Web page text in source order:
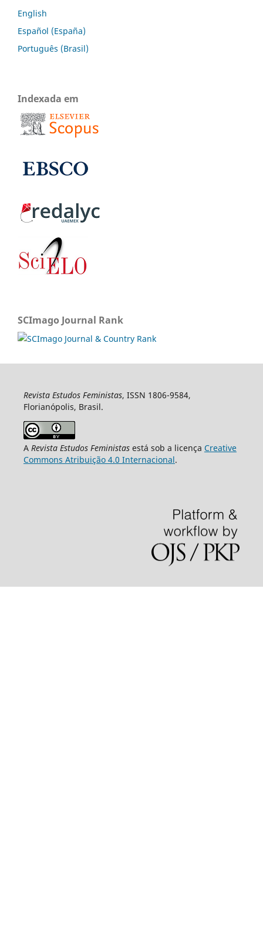
English
Español (España)
Português (Brasil)
Indexada em
SCImago Journal Rank
Revista Estudos Feministas, ISSN 1806-9584,
Florianópolis, Brasil.
A Revista Estudos Feministasestá sob a licença Creative
Commons Atribuição 4.0 Internacional.